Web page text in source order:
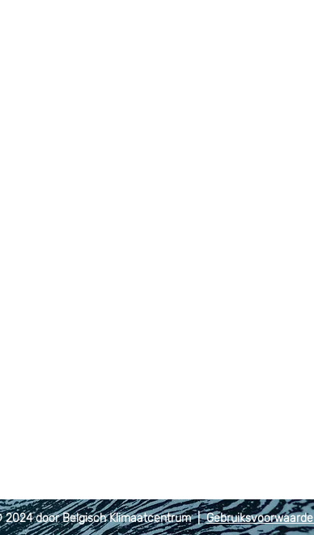
2024 door Belgisch Klimaatcentrum |